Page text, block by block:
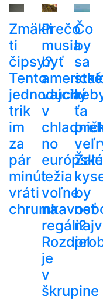
Zmäkli
ti
čipsy?
Tento
jednoduchý
trik
im
za
pár
minút
vráti
chrumkavosť
Prečo
musia
byť
americké
vajcia
v
no
európske
ležia
voľne
na
regáli?
Rozdiel
je
v
škrupine
Čo
by
sa
ťa
by